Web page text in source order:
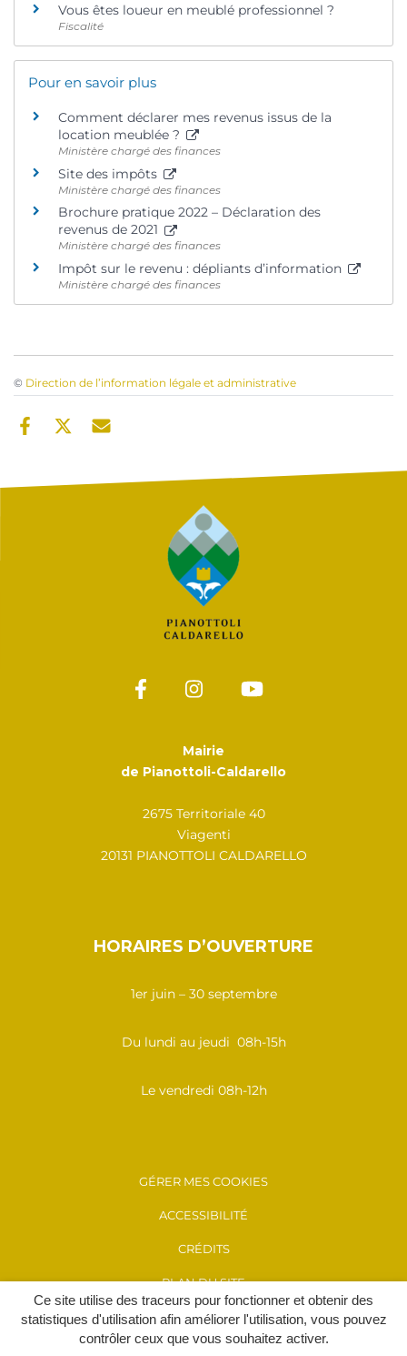
Ce site utilise des traceurs pour fonctionner et obtenir des
statistiques d'utilisation afin améliorer l'utilisation, vous pouvez
contrôler ceux que vous souhaitez activer.
Vous êtes loueur en meublé professionnel ?
Fiscalité
Pour en savoir plus
Comment déclarer mes revenus issus de la
location meublée ?
Ministère chargé des finances
Site des impôts
Ministère chargé des finances
Brochure pratique 2022 – Déclaration des
revenus de 2021
Ministère chargé des finances
Impôt sur le revenu : dépliants d’information
Ministère chargé des finances
© Direction de l’information légale et administrative
Mairie
de Pianottoli-Caldarello
2675 Territoriale 40
Viagenti
20131 PIANOTTOLI CALDARELLO
HORAIRES D’OUVERTURE
1er juin – 30 septembre
Du lundi au jeudi 08h-15h
Le vendredi 08h-12h
GÉRER MES COOKIES
ACCESSIBILITÉ
CRÉDITS
PLAN DU SITE
MENTIONS LÉGALES
POLITIQUE DE CONFIDENTIALITÉ